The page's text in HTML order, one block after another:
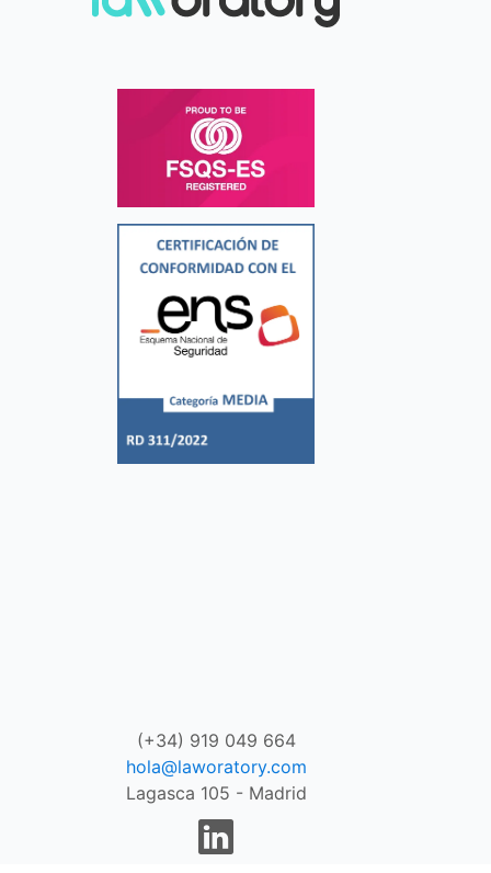
(+34) 919 049 664
hola@laworatory.com
Lagasca 105 - Madrid